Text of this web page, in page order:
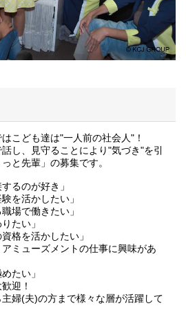
こども達は"一人前の社会人"！
し、見守ることにより"気づき"を引
と先輩」の募集です。
るのが好き」
験を活かしたい」
職場で働きたい」
たい」
資格を活かしたい」
アミューズメントの仕事に興味があ
たい」
迎！
婦(夫)の方まで様々な層が活躍して